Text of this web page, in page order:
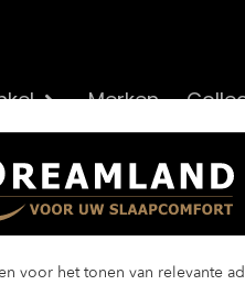
voor het tonen van relevante
Merken